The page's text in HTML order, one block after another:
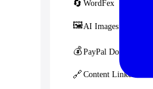
🔄 WordFex
🖼️AI Images
💰PayPal Donation CF7
🔗 Content Linker